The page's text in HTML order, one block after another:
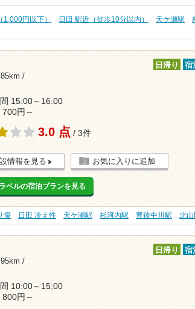
1,000円以下） 日田 駅近（徒歩10分以内） 天ケ瀬駅
/
日帰り 宿
15:00～16:00
円～
3.0 点 / 3件
情報を見る お気に入りに追加
ベルの宿泊プランを見る
傷 日田 冷え性 天ケ瀬駅 杉河内駅 豊後中川駅 北山
/
日帰り 宿
10:00～15:00
円～